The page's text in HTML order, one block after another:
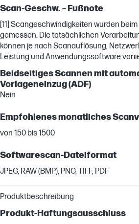
Scan-Geschw. – Fußnote
[11] Scangeschwindigkeiten wurden
gemessen. Die tatsächlichen
können je nach Scanauflösung,
Leistung und Anwendungssoftware
Beidseitiges Scannen mit
Vorlageneinzug (ADF)
Nein
Empfohlenes monatliches
von 150 bis 1500
Softwarescan-Dateiformat
JPEG, RAW (BMP), PNG, TIFF, PDF
Produktbeschreibung
Produkt-Haftungsausschluss